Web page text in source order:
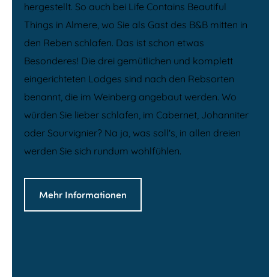
hergestellt. So auch bei Life Contains Beautiful
Things in Almere, wo Sie als Gast des B&B mitten in
den Reben schlafen. Das ist schon etwas
Besonderes! Die drei gemütlichen und komplett
eingerichteten Lodges sind nach den Rebsorten
benannt, die im Weinberg angebaut werden. Wo
würden Sie lieber schlafen, im Cabernet, Johanniter
oder Sourvignier? Na ja, was soll's, in allen dreien
werden Sie sich rundum wohlfühlen.
Mehr Informationen